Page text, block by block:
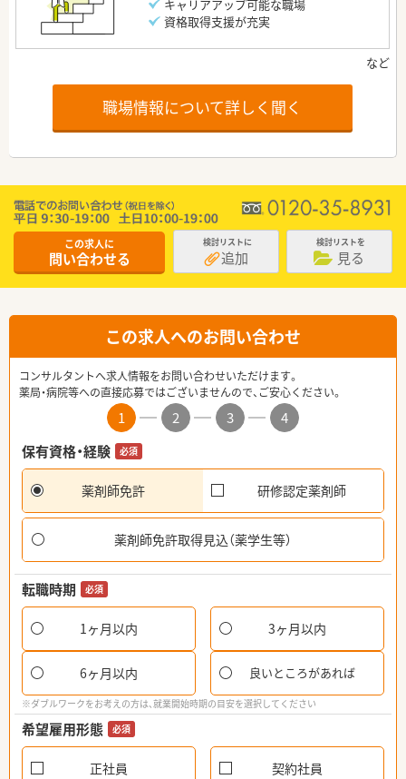
キャリアアップ可能な職場
資格取得支援が充実
職場情報について詳しく聞く
この求人に
問い合わせる
検討リストに
追加
検討リストを
見る
この求人へのお問い合わせ
コンサルタントへ求人情報をお問い合わせいただけます。
薬局・病院等への直接応募ではございませんので、ご安心ください。
1 2 3
4
保有資格・経験
必須
薬剤師免許 研修認定薬剤師
薬剤師免許取得見込（薬学生等）
転職時期 必須
1ヶ月以内 3ヶ月以内
6ヶ月以内 良いところがあれば
※ダブルワークをお考えの方は、就業開始時期の目安を選択してください
希望雇用形態 必須
正社員 契約社員